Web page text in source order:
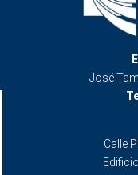
José
Calle